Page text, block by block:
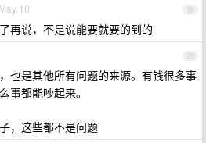
19
May 10
再说，不是说能要就要的到的
20
也是其他所有问题的来源。有钱很多事
事都能吵起来。
，这些都不是问题